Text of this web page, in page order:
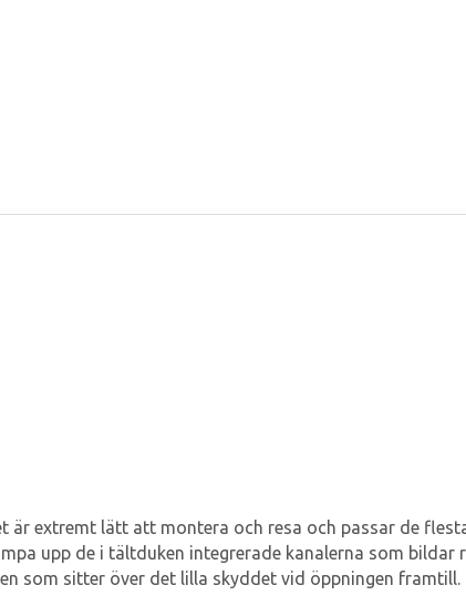
extremt lätt att montera och resa och passar de
upp de i tältduken integrerade kanalerna som bildar
som sitter över det lilla skyddet vid öppningen framtill.